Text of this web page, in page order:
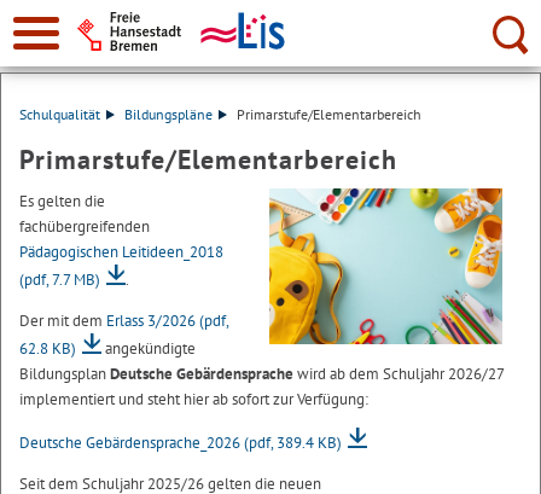
Suche:
Schulqualität Bildungspläne Primarstufe/Elementarbereich
Primarstufe/Elementarbereich
Es gelten die
fachübergreifenden
Pädagogischen Leitideen_2018
(pdf, 7.7 MB)
.
Der mit dem Erlass 3/2026(pdf,
62.8 KB)
angekündigte
BildungsplanDeutsche Gebärdensprachewird ab dem Schuljahr 2026/27
implementiert und steht hier ab sofort zur Verfügung:
Deutsche Gebärdensprache_2026(pdf, 389.4 KB)
Seit dem Schuljahr 2025/26 gelten die neuen